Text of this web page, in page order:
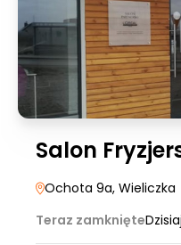
Salon
Ochota 9a, Wieliczka
Teraz zamknięte